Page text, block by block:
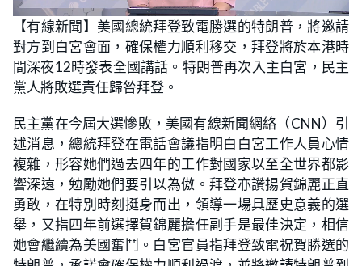
U
n
m
t
e
o
a
d
e
:
2
8
.
%
【有線新聞】美國總統拜登致電勝選的特朗普，將邀請
對方到白宮會面，確保權力順利移交，拜登將於本港時
間深夜12時發表全國講話。特朗普再次入主白宮，民主
黨人將敗選責任歸咎拜登。
民主黨在今屆大選慘敗，美國有線新聞網絡（CNN）引
述消息，總統拜登在電話會議指明白白宮工作人員心情
複雜，形容她們過去四年的工作對國家以至全世界都影
響深遠，勉勵她們要引以為傲。拜登亦讚揚賀錦麗正直
勇敢，在特別時刻挺身而出，領導一場具歷史意義的選
舉，又指四年前選擇賀錦麗擔任副手是最佳決定，相信
她會繼續為美國奮鬥。白宮官員指拜登致電祝賀勝選的